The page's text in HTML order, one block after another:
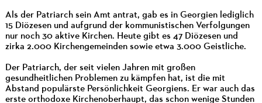
Als der Patriarch sein Amt antrat, gab es in Georgien lediglich
15 Diözesen und aufgrund der kommunistischen Verfolgungen
nur noch 30 aktive Kirchen. Heute gibt es 47 Diözesen und
zirka 2.000 Kirchengemeinden sowie etwa 3.000 Geistliche.
Der Patriarch, der seit vielen Jahren mit großen
gesundheitlichen Problemen zu kämpfen hat, ist die mit
Abstand populärste Persönlichkeit Georgiens. Er war auch das
erste orthodoxe Kirchenoberhaupt, das schon wenige Stunden